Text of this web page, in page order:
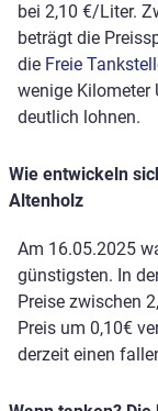
bei 2,10 €/Liter.
beträgt die
die Freie
wenige Kilometer
deutlich lohnen.
Wie entwickeln
Altenholz
Am 16.05.2025
günstigsten. In
Preise zwischen
Preis um 0,10€
derzeit einen